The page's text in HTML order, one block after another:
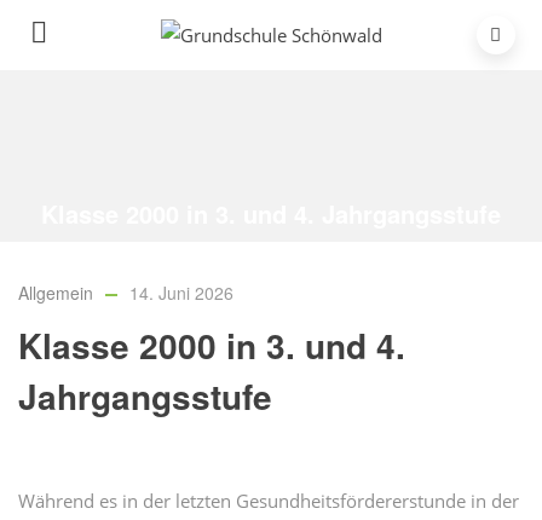
Allgemein 14. Juni 2026
Klasse 2000 in 3. und 4.
Jahrgangsstufe
Während es in der letzten Gesundheitsfördererstunde in der